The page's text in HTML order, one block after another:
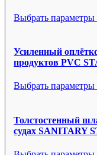
Выбрать
Усиленный
продуктов PVC
Выбрать
Толстостенный
судах SANITARY